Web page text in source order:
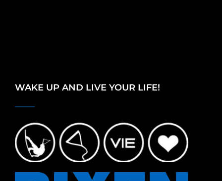
WAKE UP AND LIVE YOUR LIFE!